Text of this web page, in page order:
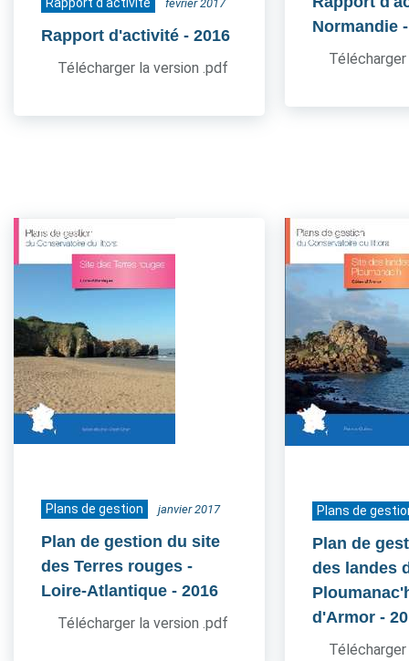
février 2017
Rapport d'activité - 2016
Télécharger la version .pdf
Normandie
Plans de gestion janvier 2017
Plan de gestion du site
des Terres rouges -
Loire-Atlantique - 2016
Télécharger la version .pdf
Plans de
Plan de
des landes
d'Armor -